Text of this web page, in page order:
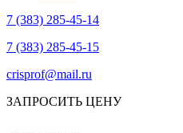
7 (383) 285-45-14
7 (383) 285-45-15
crisprof@mail.ru
ЗАПРОСИТЬ ЦЕНУ